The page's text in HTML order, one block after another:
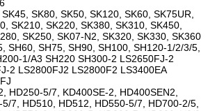
SK80, SK50, SK120, SK60, SK75UR,
SK210, SK220, SK380, SK310, SK450,
SK250, SK07-N2, SK320, SK330, SK360
SH60, SH75, SH90, SH100, SH120-1/2/3/5,
1/A3 SH220 SH300-2 LS2650FJ-2
2 LS2800FJ2 LS2800F2 LS3400EA
HD250-5/7, KD400SE-2, HD400SEN2,
7, HD510, HD512, HD550-5/7, HD700-2/5,